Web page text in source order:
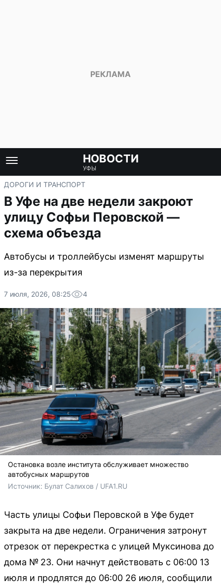
НОВОСТИ
УФЫ
ДОРОГИ И ТРАНСПОРТ
В Уфе на две недели закроют
улицу Софьи Перовской —
схема объезда
Автобусы и троллейбусы изменят маршруты
из-за перекрытия
7 июля, 2026, 08:25 4
Остановка возле института обслуживает множество
автобусных маршрутов
Источник: Булат Салихов / UFA1.RU
Часть улицы Софьи Перовской в Уфе будет
закрыта на две недели. Ограничения затронут
отрезок от перекрестка с улицей Муксинова до
дома № 23. Они начнут действовать с 06:00 13
июля и продлятся до 06:00 26 июля, сообщили